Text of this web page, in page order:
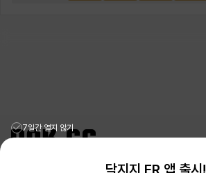
7일간 열지 않기
닥지지 ER 앱 출시!